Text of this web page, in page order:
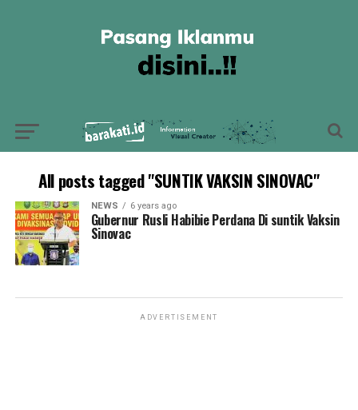
All posts tagged "SUNTIK VAKSIN SINOVAC"
NEWS 6 years ago
Gubernur Rusli Habibie Perdana Di suntik Vaksin
Sinovac
ADVERTISEMENT